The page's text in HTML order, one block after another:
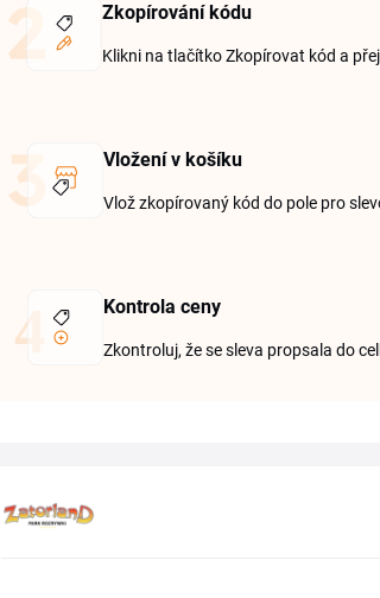
Zkopírování kódu
Klikni na tlačítko Zkopírovat kód a
Vložení v košíku
Vlož zkopírovaný kód do pole pro
Kontrola ceny
Zkontroluj, že se sleva propsala do